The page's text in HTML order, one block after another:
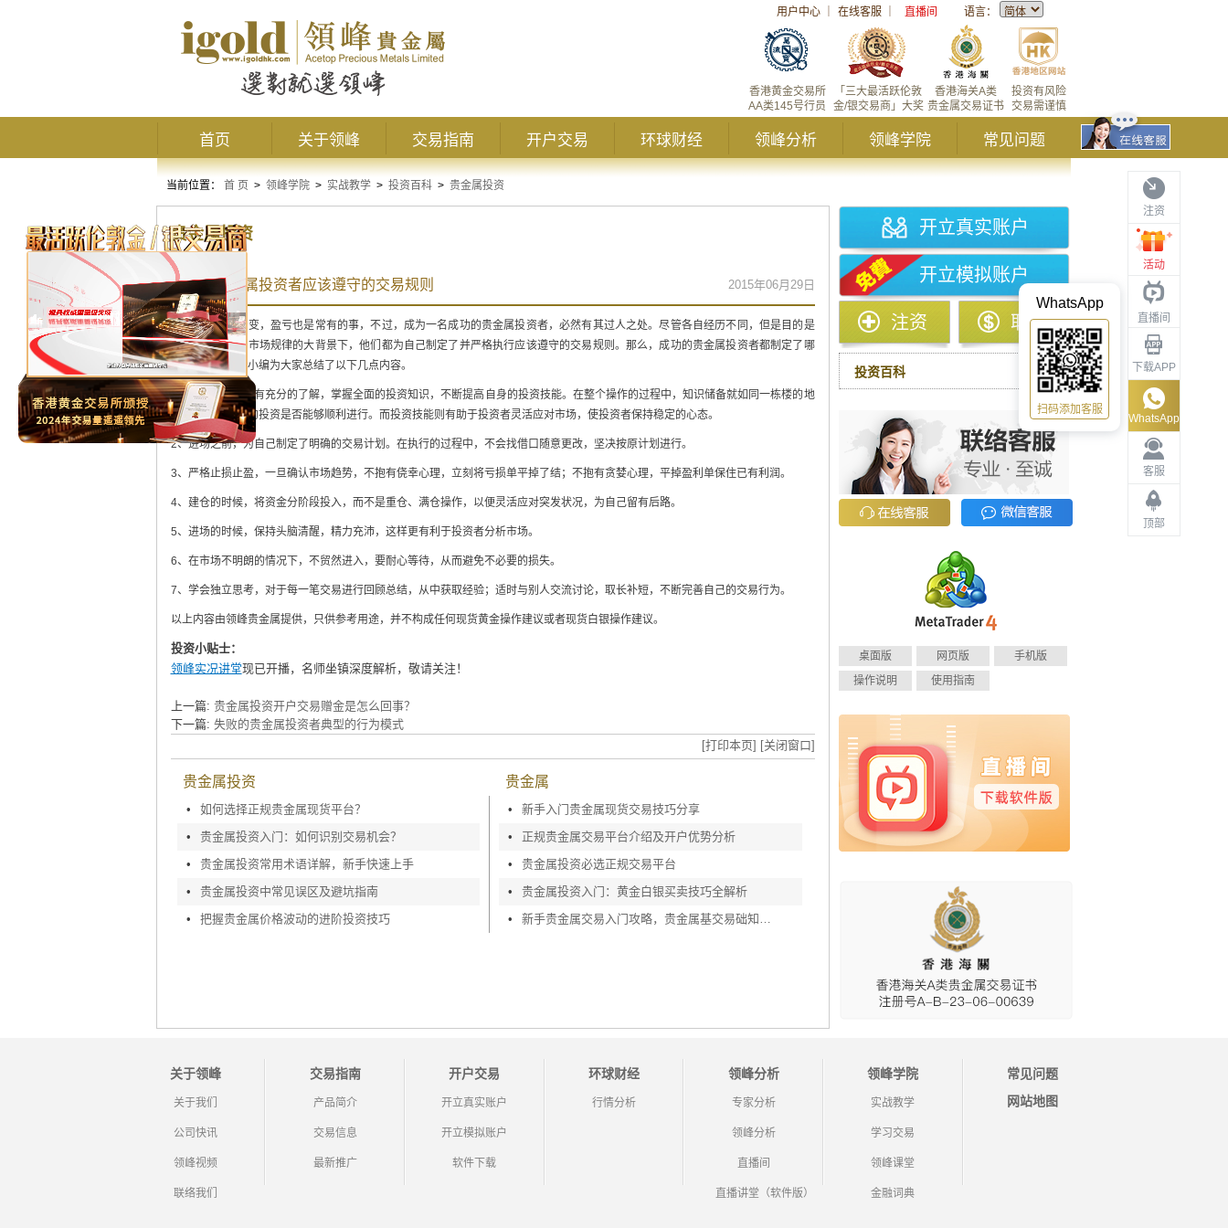
用户中心 在线客服 直播间 语言：
投资有风险
交易需谨慎
香港海关A类
贵金属交易证书
「三大最活跃伦敦
金/银交易商」大奖
香港黄金交易所
AA类145号行员
首页 关于领峰 交易指南 开户交易 环球财经 领峰分析 领峰学院 常见问题
注资
活动
直播间
下载APP
客服
顶部
WhatsApp
WhatsApp
扫码添加客服
当前位置： 首 页 > 领峰学院 > 实战教学 > 投资百科 > 贵金属投资
贵金属投资
成功的贵金属投资者应该遵守的交易规则 2015年06月29日
投资市场瞬息万变，盈亏也是常有的事，不过，成为一名成功的贵金属投资者，必然有其过人之处。尽管各自经历不同，但是目的是
一样的，在遵循市场规律的大背景下，他们都为自己制定了并严格执行应该遵守的交易规则。那么，成功的贵金属投资者都制定了哪
些交易规则呢？小编为大家总结了以下几点内容。
1、对投资者市场有充分的了解，掌握全面的投资知识，不断提高自身的投资技能。在整个操作的过程中，知识储备就如同一栋楼的地
基，关系到日后的投资是否能够顺利进行。而投资技能则有助于投资者灵活应对市场，使投资者保持稳定的心态。
2、进场之前，为自己制定了明确的交易计划。在执行的过程中，不会找借口随意更改，坚决按原计划进行。
3、严格止损止盈，一旦确认市场趋势，不抱有侥幸心理，立刻将亏损单平掉了结；不抱有贪婪心理，平掉盈利单保住已有利润。
4、建仓的时候，将资金分阶段投入，而不是重仓、满仓操作，以便灵活应对突发状况，为自己留有后路。
5、进场的时候，保持头脑清醒，精力充沛，这样更有利于投资者分析市场。
6、在市场不明朗的情况下，不贸然进入，要耐心等待，从而避免不必要的损失。
7、学会独立思考，对于每一笔交易进行回顾总结，从中获取经验；适时与别人交流讨论，取长补短，不断完善自己的交易行为。
以上内容由领峰贵金属提供，只供参考用途，并不构成任何现货黄金操作建议或者现货白银操作建议。
投资小贴士：
领峰实况讲堂现已开播，名师坐镇深度解析，敬请关注！
上一篇: 贵金属投资开户交易赠金是怎么回事？
下一篇: 失败的贵金属投资者典型的行为模式
[打印本页] [关闭窗口]
贵金属投资
•
如何选择正规贵金属现货平台？
•
贵金属投资入门：如何识别交易机会？
•
贵金属投资常用术语详解，新手快速上手
•
贵金属投资中常见误区及避坑指南
•
把握贵金属价格波动的进阶投资技巧
贵金属
•
新手入门贵金属现货交易技巧分享
•
正规贵金属交易平台介绍及开户优势分析
•
贵金属投资必选正规交易平台
•
贵金属投资入门：黄金白银买卖技巧全解析
•
新手贵金属交易入门攻略，贵金属基交易础知识深度剖析
开立真实账户
开立模拟账户
注资 取款
投资百科
桌面版 网页版
手机版
操作说明
使用指南
关于领峰
关于我们
公司快讯
领峰视频
联络我们
交易指南
产品简介
交易信息
最新推广
开户交易
开立真实账户
开立模拟账户
软件下载
环球财经
行情分析
领峰分析
专家分析
领峰分析
直播间
直播讲堂（软件版）
领峰学院
实战教学
学习交易
领峰课堂
金融词典
常见问题
网站地图